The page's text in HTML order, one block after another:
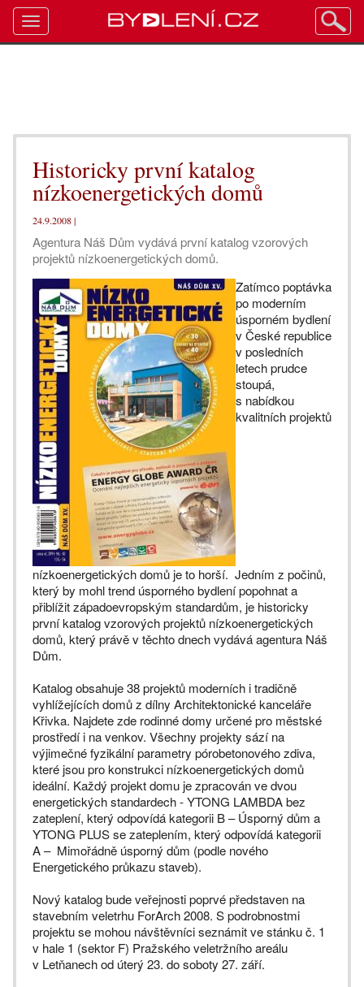
Historicky první katalog
nízkoenergetických domů
24.9.2008 |
Agentura Náš Dům vydává první katalog vzorových
projektů nízkoenergetických domů.
Zatímco poptávka
po moderním
úsporném bydlení
v České republice
v posledních
letech prudce
stoupá,
s nabídkou
kvalitních projektů
nízkoenergetických domů je to horší. Jedním z počinů,
který by mohl trend úsporného bydlení popohnat a
přiblížit západoevropským standardům, je historicky
první katalog vzorových projektů nízkoenergetických
domů, který právě v těchto dnech vydává agentura Náš
Dům.
Katalog obsahuje 38 projektů moderních i tradičně
vyhlížejících domů z dílny Architektonické kanceláře
Křivka. Najdete zde rodinné domy určené pro městské
prostředí i na venkov. Všechny projekty sází na
výjimečné fyzikální parametry pórobetonového zdiva,
které jsou pro konstrukci nízkoenergetických domů
ideální. Každý projekt domu je zpracován ve dvou
energetických standardech - YTONG LAMBDA bez
zateplení, který odpovídá kategorii B – Úsporný dům a
YTONG PLUS se zateplením, který odpovídá kategorii
A – Mimořádně úsporný dům (podle nového
Energetického průkazu staveb).
Nový katalog bude veřejnosti poprvé představen na
stavebním veletrhu ForArch 2008. S podrobnostmi
projektu se mohou návštěvníci seznámit ve stánku č. 1
v hale 1 (sektor F) Pražského veletržního areálu
v Letňanech od úterý 23. do soboty 27. září.
Toggle
navigation